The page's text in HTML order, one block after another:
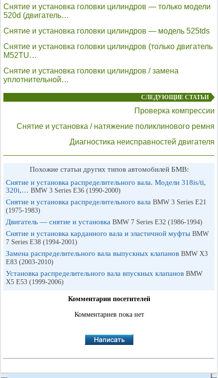
Снятие и установка головки цилиндров — только модели
520d (двигатель…
Снятие и установка головки цилиндров — модель 525tds
Снятие и установка головки цилиндров (только двигатель
M52TU…
Снятие и установка головки цилиндров / замена
уплотнительной…
СЛЕДУЮЩИЕ СТАТЬИ
Проверка компрессии
Снятие и установка / натяжение поликлинового ремня
Диагностика неисправностей двигателя
Похожие статьи других типов автомобилей БМВ:
Снятие и установка распределительного вала. Модели 318is/ti,
320i,… BMW 3 Series E36 (1990-2000)
Снятие и установка распределительного вала BMW 3 Series E21
(1975-1983)
Двигатель — снятие и установка BMW 7 Series E32 (1986-1994)
Снятие и установка карданного вала и эластичной муфты BMW
7 Series E38 (1994-2001)
Замена распределительного вала выпускных клапанов BMW X3
E83 (2003-2010)
Установка распределительного вала впускных клапанов BMW
X5 E53 (1999-2006)
Комментарии посетителей
Комментариев пока нет